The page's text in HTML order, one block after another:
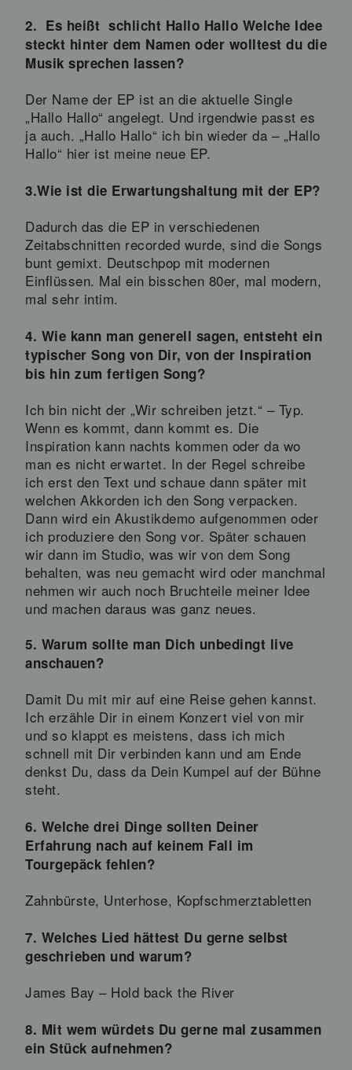
2. Es heißt schlicht Hallo Hallo Welche Idee
steckt hinter dem Namen oder wolltest du die
Musik sprechen lassen?
Der Name der EP ist an die aktuelle Single
„Hallo Hallo“ angelegt. Und irgendwie passt es
ja auch. „Hallo Hallo“ ich bin wieder da – „Hallo
Hallo“ hier ist meine neue EP.
3.Wie ist die Erwartungshaltung mit der EP?
Dadurch das die EP in verschiedenen
Zeitabschnitten recorded wurde, sind die Songs
bunt gemixt. Deutschpop mit modernen
Einflüssen. Mal ein bisschen 80er, mal modern,
mal sehr intim.
4. Wie kann man generell sagen, entsteht ein
typischer Song von Dir, von der Inspiration
bis hin zum fertigen Song?
Ich bin nicht der „Wir schreiben jetzt.“ – Typ.
Wenn es kommt, dann kommt es. Die
Inspiration kann nachts kommen oder da wo
man es nicht erwartet. In der Regel schreibe
ich erst den Text und schaue dann später mit
welchen Akkorden ich den Song verpacken.
Dann wird ein Akustikdemo aufgenommen oder
ich produziere den Song vor. Später schauen
wir dann im Studio, was wir von dem Song
behalten, was neu gemacht wird oder manchmal
nehmen wir auch noch Bruchteile meiner Idee
und machen daraus was ganz neues.
5. Warum sollte man Dich unbedingt live
anschauen?
Damit Du mit mir auf eine Reise gehen kannst.
Ich erzähle Dir in einem Konzert viel von mir
und so klappt es meistens, dass ich mich
schnell mit Dir verbinden kann und am Ende
denkst Du, dass da Dein Kumpel auf der Bühne
steht.
6. Welche drei Dinge sollten Deiner
Erfahrung nach auf keinem Fall im
Tourgepäck fehlen?
Zahnbürste, Unterhose, Kopfschmerztabletten
7. Welches Lied hättest Du gerne selbst
geschrieben und warum?
James Bay – Hold back the River
8. Mit wem würdets Du gerne mal zusammen
ein Stück aufnehmen?